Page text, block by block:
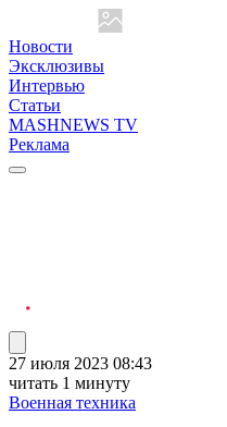
Новости
Эксклюзивы
Интервью
Статьи
MASHNEWS TV
Реклама
27 июля 2023 08:43
читать 1 минуту
Военная техника